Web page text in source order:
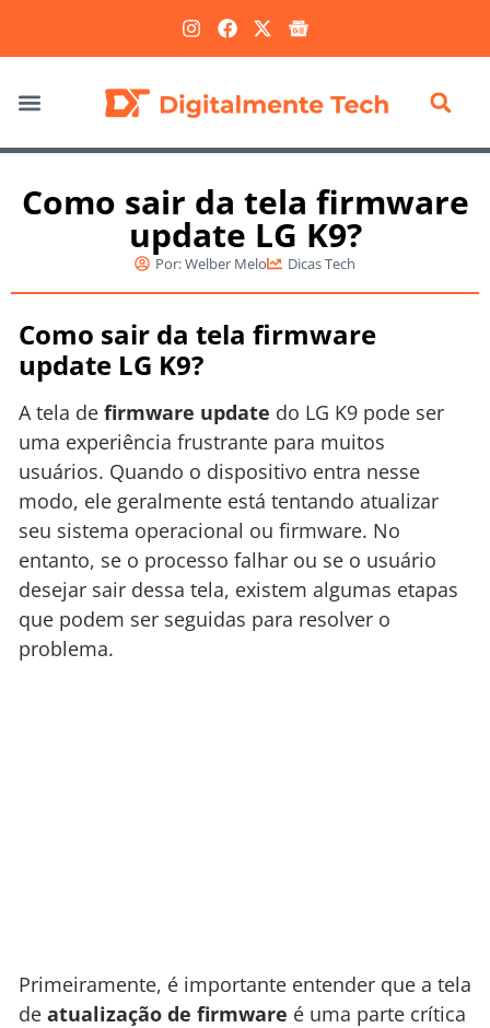
Como sair da tela firmware
update LG K9?
Por:Welber Melo Dicas Tech
Como sair da tela firmware
update LG K9?
A tela de firmware update do LG K9 pode ser
uma experiência frustrante para muitos
usuários. Quando o dispositivo entra nesse
modo, ele geralmente está tentando atualizar
seu sistema operacional ou firmware. No
entanto, se o processo falhar ou se o usuário
desejar sair dessa tela, existem algumas etapas
que podem ser seguidas para resolver o
problema.
Primeiramente, é importante entender que a tela
de atualização de firmware é uma parte crítica